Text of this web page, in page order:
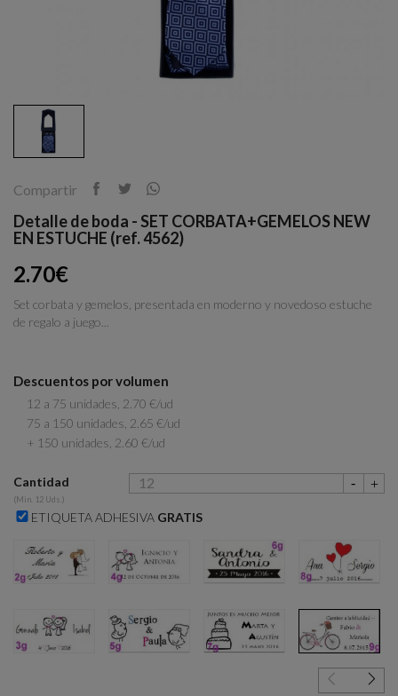
Compartir
Detalle de boda - SET CORBATA+GEMELOS NEW
EN ESTUCHE (ref. 4562)
2.70€
Set corbata y gemelos, presentada en moderno y novedoso estuche
de regalo a juego...
Descuentos por volumen
12 a 75 unidades, 2.70 €/ud
75 a 150 unidades, 2.65 €/ud
+ 150 unidades, 2.60 €/ud
Cantidad
(Min. 12 Uds.)
ETIQUETA ADHESIVA GRATIS